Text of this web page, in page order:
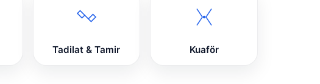
Tadilat & Tamir Kuaför